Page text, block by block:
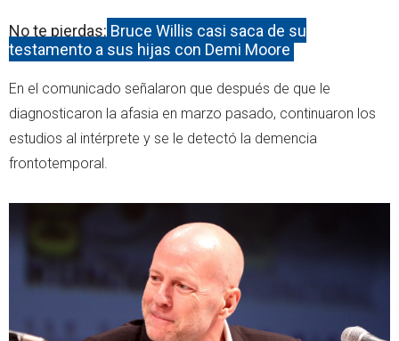
No te pierdas: Bruce Willis casi saca de su
testamento a sus hijas con Demi Moore
En el comunicado señalaron que después de que le
diagnosticaron la afasia en marzo pasado, continuaron los
estudios al intérprete y se le detectó la demencia
frontotemporal.